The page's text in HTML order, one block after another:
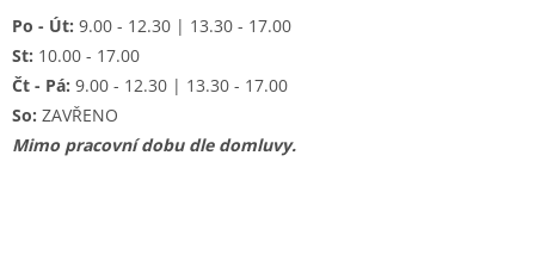
Po - Út: 9.00 - 12.30 | 13.30 - 17.00
St: 10.00 - 17.00
Čt - Pá: 9.00 - 12.30 | 13.30 - 17.00
So: ZAVŘENO
Mimo pracovní dobu dle domluvy.